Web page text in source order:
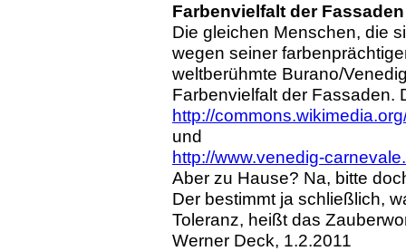
Farbenvielfalt der Fassaden
Die gleichen Menschen, die
wegen seiner
weltberühmte Burano/
Farbenvielfalt der Fassaden.
http://
und
http://www.venedig-
Aber zu Hause? Na, bitte
Der bestimmt ja schließlich,
Toleranz, heißt das
Werner Deck, 1.2.2011